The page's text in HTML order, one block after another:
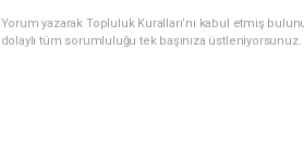
Yorum yazarak Topluluk Kuralları’nı kabul etmiş
dolaylı tüm sorumluluğu tek başınıza